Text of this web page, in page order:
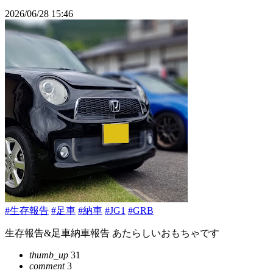
2026/06/28 15:46
#生存報告 #足車 #納車 #JG1 #GRB
生存報告&足車納車報告 あたらしいおもちゃです
thumb_up 31
comment3